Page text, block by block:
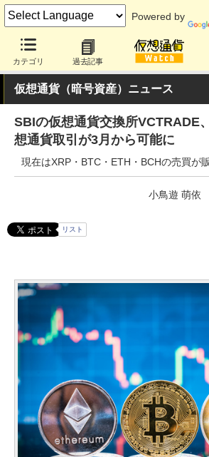
Powered by
カテゴリ 過去記事
仮想通貨（暗号資産）ニュース
SBIの仮想通貨交換所VCTRADE
想通貨取引が3月から可能に
現在はXRP・BTC・ETH・BCHの売買が
小鳥遊 萌依
リスト